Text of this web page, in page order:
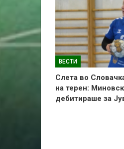
ВЕСТИ
Слетa во
на терен:
дебитираше за